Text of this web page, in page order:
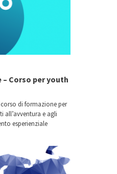
Corso per youth
corso di formazione per
all’avventura e agli
esperienziale